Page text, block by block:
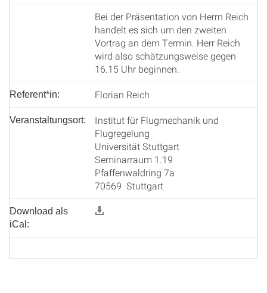
Bei der Präsentation von Herrn Reich
handelt es sich um den zweiten
Vortrag an dem Termin. Herr Reich
wird also schätzungsweise gegen
16.15 Uhr beginnen.
Referent*in: Florian Reich
Veranstaltungsort:
Institut für Flugmechanik und
Flugregelung
Universität Stuttgart
Seminarraum 1.19
Pfaffenwaldring 7a
70569 Stuttgart
Download als
iCal: